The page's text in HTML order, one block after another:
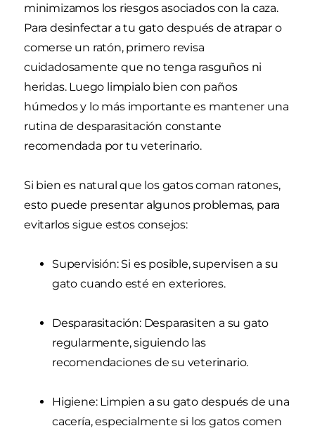
minimizamos los riesgos asociados con la caza.
Para desinfectar a tu gato después de atrapar o
comerse un ratón, primero revisa
cuidadosamente que no tenga rasguños ni
heridas. Luego limpialo bien con paños
húmedos y lo más importante es mantener una
rutina de desparasitación constante
recomendada por tu veterinario.
Si bien es natural que los gatos coman ratones,
esto puede presentar algunos problemas, para
evitarlos sigue estos consejos:
Supervisión: Si es posible, supervisen a su
gato cuando esté en exteriores.
Desparasitación: Desparasiten a su gato
regularmente, siguiendo las
recomendaciones de su veterinario.
Higiene: Limpien a su gato después de una
cacería, especialmente si los gatos comen